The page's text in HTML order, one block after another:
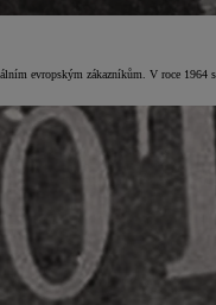
evropským zákazníkům. V roce